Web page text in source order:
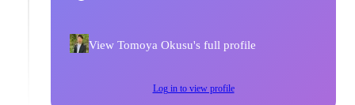
View Tomoya Okusu's full profile
Log in to view profile